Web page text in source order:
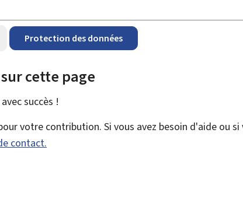
Protection des données
cette page
succès !
votre contribution. Si vous avez besoin d'aide ou
contact.